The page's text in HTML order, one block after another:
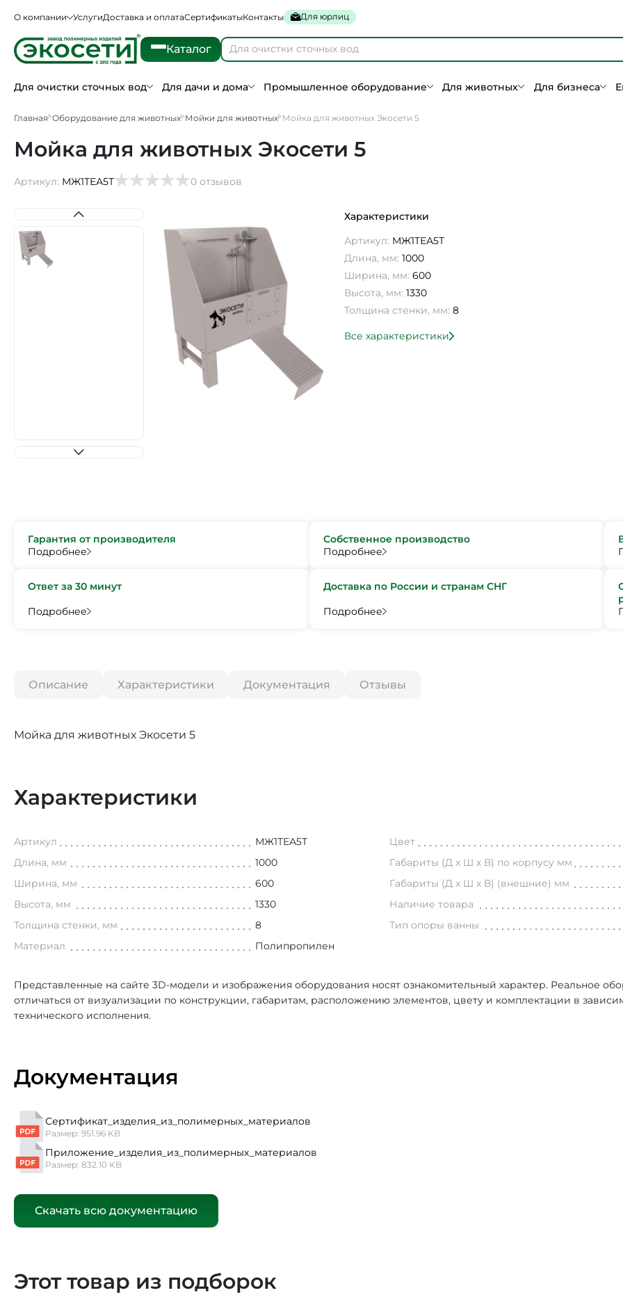
О компании УслугиДоставка и оплатаСертификатыКонтакты Для юрлиц
Каталог
Для очистки сточных вод Для дачи и дома Промышленное оборудование Для животных Для бизнеса
Главная Оборудование для животных Мойки для животных Мойка для животных Экосети 5
Мойка для животных Экосети 5
Артикул: МЖ1ТЕА5Т 0 отзывов
Характеристики
Артикул: МЖ1ТЕА5Т
Длина, мм: 1000
Ширина, мм: 600
Высота, мм: 1330
Толщина стенки, мм: 8
Все характеристики
Гарантия от производителя
Подробнее
Собственное производство
Подробнее
Ответ за 30 минут
Подробнее
Доставка по России и странам СНГ
Подробнее
Описание Характеристики Документация Отзывы
Мойка для животных Экосети 5
Характеристики
Артикул
МЖ1ТЕА5Т
Длина, мм
1000
Ширина, мм
600
Высота, мм
1330
Толщина стенки, мм
8
Материал
Полипропилен
Цвет
Габариты (Д х Ш х В) по корпусу мм
Габариты (Д х Ш х В) (внешние) мм
Наличие товара
Тип опоры ванны
Представленные на сайте 3D-модели и изображения оборудования носят ознакомительный характер. Реальное
отличаться от визуализации по конструкции, габаритам, расположению элементов, цвету и комплектации в
технического исполнения.
Документация
Сертификат_изделия_из_полимерных_материалов
Размер: 951.96 KB
Приложение_изделия_из_полимерных_материалов
Размер: 832.10 KB
Скачать всю документацию
Этот товар из подборок